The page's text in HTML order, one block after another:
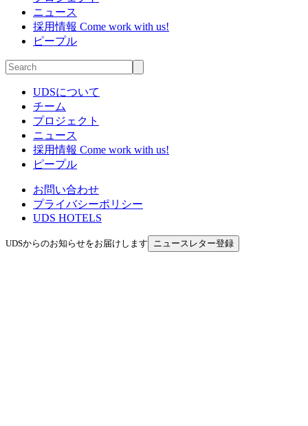
ニュース
採用情報 Come work with us!
ピープル
UDSについて
チーム
プロジェクト
ニュース
採用情報 Come work with us!
ピープル
お問い合わせ
プライバシーポリシー
UDS HOTELS
UDSからのお知らせをお届けします ニュースレター登録